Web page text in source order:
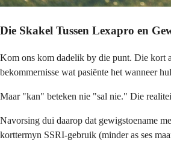
Die Skakel Tussen Lexapro en
Kom ons kom dadelik by die punt. Die kort
bekommernisse wat pasiënte het wanneer
Maar "kan" beteken nie "sal nie." Die
Navorsing dui daarop dat gewigstoename
korttermyn SSRI-gebruik (minder as ses